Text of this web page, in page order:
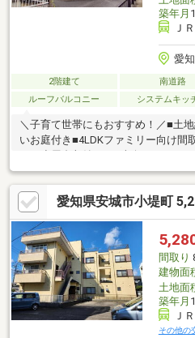
築年月
Ｊ
愛
2階建て 南道路
ルーフバルコニー
システムキッ
＼子育て世帯にもおすすめ！／■土
いお庭付き■4LDKファミリー向け間
めゆっくりご見学可能■大変きれい
ン・エアコン付き■スーパー・コン
相談もワンストップで対応可能です
愛知県安城市小堤町
間取り
建物面
土地面
築年月
Ｊ
その他の